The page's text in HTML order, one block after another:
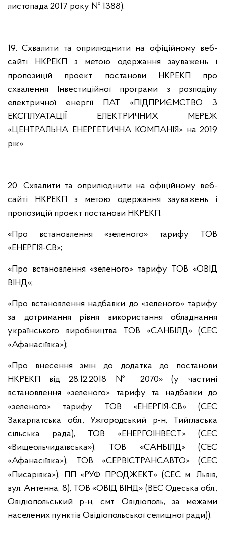
листопада 2017 року № 1388).
19. Схвалити та оприлюднити на офіційному веб-
сайті НКРЕКП з метою одержання зауважень і
пропозицій проект постанови НКРЕКП про
схвалення Інвестиційної програми з розподілу
електричної енергії ПАТ «ПІДПРИЄМСТВО З
ЕКСПЛУАТАЦІЇ ЕЛЕКТРИЧНИХ МЕРЕЖ
«ЦЕНТРАЛЬНА ЕНЕРГЕТИЧНА КОМПАНІЯ» на 2019
рік».
20. Схвалити та оприлюднити на офіційному веб-
сайті НКРЕКП з метою одержання зауважень і
пропозицій проект постанови НКРЕКП:
«Про встановлення «зеленого» тарифу ТОВ
«ЕНЕРГІЯ-СВ»;
«Про встановлення «зеленого» тарифу ТОВ «ОВІД
ВІНД»;
«Про встановлення надбавки до «зеленого» тарифу
за дотримання рівня використання обладнання
українського виробництва ТОВ «САНБІЛД» (СЕС
«Афанасіївка»);
«Про внесення змін до додатка до постанови
НКРЕКП від 28.12.2018 № 2070» (у частині
встановлення «зеленого» тарифу та надбавки до
«зеленого» тарифу ТОВ «ЕНЕРГІЯ-СВ» (CЕС
Закарпатська обл., Ужгородський р-н, Тийгласька
сільська рада), ТОВ «ЕНЕРГОІНВЕСТ» (СЕС
«Вищеольчидаївська»), ТОВ «САНБІЛД» (СЕС
«Афанасіївка»), ТОВ «СЕРВІСТРАНСАВТО» (СЕС
«Писарівка»), ПП «РУФ ПРОДЖЕКТ» (CЕС м. Львів,
вул. Антенна, 8), ТОВ «ОВІД ВІНД» (ВЕС Одеська обл.,
Овідіопольський р-н, смт Овідіополь, за межами
населених пунктів Овідіопольської селищної ради)).